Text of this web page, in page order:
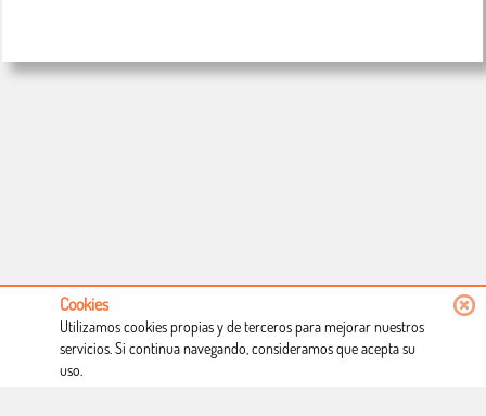
Condiciones de uso
Cookies
Utilizamos cookies propias y de terceros para mejorar nuestros
servicios. Si continua navegando, consideramos que acepta su
uso.